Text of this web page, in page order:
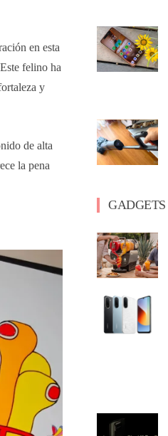
en esta
felino ha
y
de alta
la pena
GADGETS